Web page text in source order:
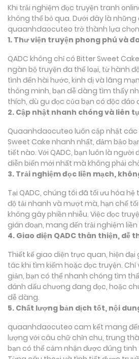
Khi trải nghiệm đọc truyện tranh
không thể bỏ qua. Dưới đây là những
quaanhdaocuteo trở thành lựa
1. Thư viện truyện phong phú và
QADC không chỉ có Bitter Sweet
ngàn bộ truyện đa thể loại, từ hành
tình đến hài hước, kinh dị và lãng
thông minh, bạn dễ dàng tìm thấy
thích, dù gu đọc của bạn có độc đáo
2. Cập nhật nhanh chóng và liên
Quaanhdaocuteo luôn cập nhật
Sweet Cake nhanh nhất, đảm bảo
tiết nào. Với QADC, bạn luôn là
diễn biến mới nhất mà không phải
3. Trải nghiệm đọc liền mạch,
Tại QADC, chúng tôi đã tối ưu hóa
độ tải nhanh và mượt mà, hạn chế
không gây phiền nhiễu. Việc đọc
gián đoạn, mang đến trải nghiệm
4. Giao diện QADC thân thiện, dễ
Thiết kế giao diện trực quan, hiện
tác khi tìm kiếm hoặc đọc truyện.
giản, bạn có thể nhanh chóng tìm
đánh dấu chương đang đọc, hoặc
dễ dàng.
5. Chất lượng bản dịch tốt, nội
quaanhdaocuteo cam kết mang
lượng với câu chữ chỉn chu, trung
bạn có thể cảm nhận được đúng